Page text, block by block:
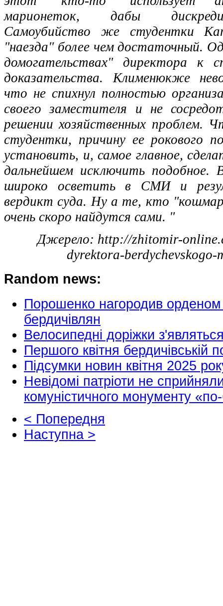
марионеток, дабы
Самоубийство же студентки
"наезда" более чем достаточный.
домогательствах" директора к
доказательства. Клименюкже
что не спихнул полностью
своего заместителя и не
решении хозяйственных проблем.
студентки, причину ее рокового
установить, и, самое главное,
дальнейшем исключить подобное.
широко осветить в СМИ и
вердикт суда. Ну а те, кто
очень скоро найдутся сами. "
Джерело: http://zhitomir-
dyrektora-
Random news:
Порошенко нагородив орденом
бердичівлян
Велосипедні доріжки
Першого квітня бердичівській
Підсумки новин квітня 2025
Невідомі патріоти не
комуністичного монументу
< Попередня
Наступна >